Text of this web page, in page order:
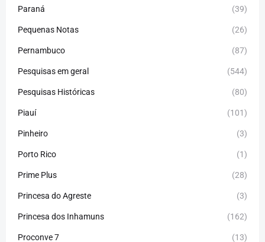
Paraná (39)
Pequenas Notas (26)
Pernambuco (87)
Pesquisas em geral (544)
Pesquisas Históricas (80)
Piauí (101)
Pinheiro (3)
Porto Rico (1)
Prime Plus (28)
Princesa do Agreste (3)
Princesa dos Inhamuns (162)
Proconve 7 (13)